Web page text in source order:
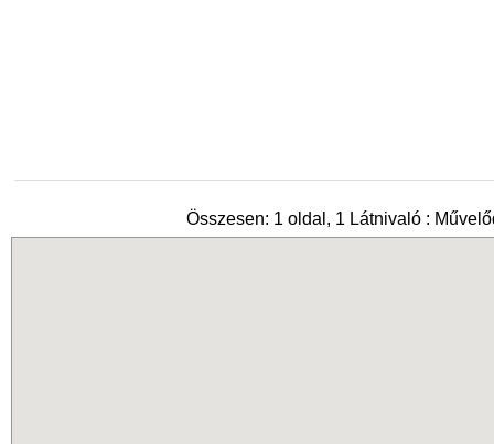
Összesen: 1 oldal, 1 Látnivaló :